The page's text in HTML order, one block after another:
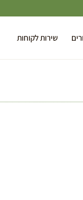
שירות לקוחות